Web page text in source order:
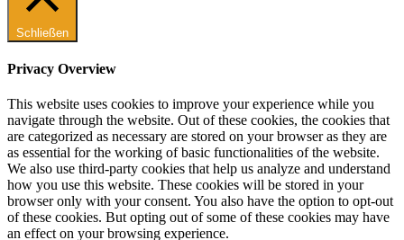
Schließen
Privacy Overview
This website uses cookies to improve your experience while you
navigate through the website. Out of these cookies, the cookies that
are categorized as necessary are stored on your browser as they are
as essential for the working of basic functionalities of the website.
We also use third-party cookies that help us analyze and understand
how you use this website. These cookies will be stored in your
browser only with your consent. You also have the option to opt-out
of these cookies. But opting out of some of these cookies may have
an effect on your browsing experience.